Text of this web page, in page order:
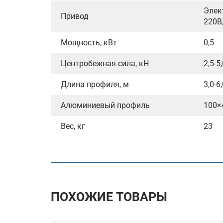
Привод
Мощность, кВт 0,5
Центробежная сила, кН 2,5-
Длина профиля, м 3,0-
Алюминиевый профиль
Вес, кг 23
ПОХОЖИЕ ТОВАРЫ